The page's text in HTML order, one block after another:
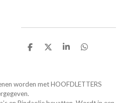
D
n
D
S
e
D
n
worden met HOOFDLETTERS